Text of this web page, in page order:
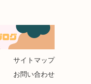
サイトマップ
お問い合わせ